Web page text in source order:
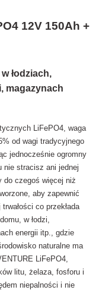
12V 150Ah +
łodziach,
magazynach
LiFePO4, waga
od wagi tradycyjnego
jednocześnie ogromny
nie stracisz ani jednej
do czegoś więcej niż
aby zapewnić
co przekłada
w łodzi,
energii itp., gdzie
naturalne ma
LiFePO4,
litu, żelaza, fosforu i
niepalności i nie